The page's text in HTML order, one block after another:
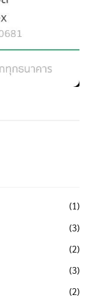
(1)
(3)
(2)
(3)
(2)